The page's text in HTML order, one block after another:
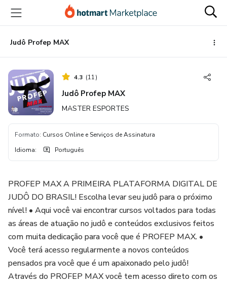
para
conteúdo
principal
para
pagamento
para
rodapé
Judô Profep MAX
4.3 (11)
Judô Profep MAX
MASTER ESPORTES
Formato: Cursos Online e Serviços de Assinatura
Idioma: Português
PROFEP MAX A PRIMEIRA PLATAFORMA DIGITAL DE
JUDÔ DO BRASIL! Escolha levar seu judô para o próximo
nível! • Aqui você vai encontrar cursos voltados para todas
as áreas de atuação no judô e conteúdos exclusivos feitos
com muita dedicação para você que é PROFEP MAX. •
Você terá acesso regularmente a novos conteúdos
pensados pra você que é um apaixonado pelo judô!
Através do PROFEP MAX você tem acesso direto com os